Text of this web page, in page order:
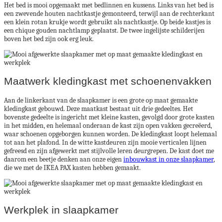
Het bed is mooi opgemaakt met bedlinnen en kussens. Links van het bed is
een zwevende houten nachtkastje gemonteerd, terwijl aan de rechterkant
een klein rotan krukje wordt gebruikt als nachtkastje. Op beide kastjes is
een chique gouden nachtlamp geplaatst. De twee ingelijste schilderijen
boven het bed zijn ook erg leuk.
Maatwerk kledingkast met schoenenvakken
Aan de linkerkant van de slaapkamer is een grote op maat gemaakte
kledingkast gebouwd. Deze maatkast bestaat uit drie gedeeltes. Het
bovenste gedeelte is ingericht met kleine kasten, gevolgd door grote kasten
in het midden, en helemaal onderaan de kast zijn open vakken gecreëerd,
waar schoenen opgeborgen kunnen worden. De kledingkast loopt helemaal
tot aan het plafond. In de witte kastdeuren zijn mooie verticalen lijnen
gefreesd en zijn afgewerkt met stijlvolle leren deurgrepen. De kast doet me
daarom een beetje denken aan onze eigeninbouwkast in onze slaapkamer,
die we met de IKEA PAX kasten hebben gemaakt.
Werkplek in slaapkamer